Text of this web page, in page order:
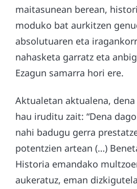
maitasunean berean,
moduko bat aurkitzen
absolutuaren eta
nahasketa garratz eta
Ezagun samarra hori ere.
Aktualetan aktualena,
hau iruditu zait: “Dena
nahi badugu gerra
potentzien artean (…)
Historia emandako
aukeratuz, eman